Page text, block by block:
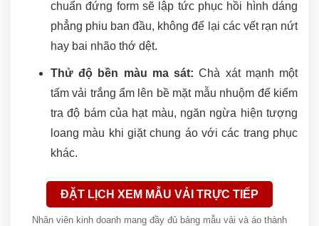
chuẩn đứng form sẽ lập tức phục hồi hình dáng
phẳng phiu ban đầu, không để lại các vết rạn nứt
hay bai nhão thớ dệt.
Thử độ bền màu ma sát: Chà xát mạnh một
tấm vải trắng ẩm lên bề mặt mẫu nhuộm để kiểm
tra độ bám của hạt màu, ngăn ngừa hiện tượng
loang màu khi giặt chung áo với các trang phục
khác.
ĐẶT LỊCH XEM MẪU VẢI TRỰC TIẾP
Nhân viên kinh doanh mang đầy đủ bảng mẫu vải và áo thành